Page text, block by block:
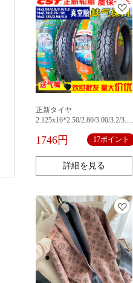
正新タイヤ
2.125x16*2.50/2.80/3.00/3.2/3.0
1746円 17ポイント
詳細を見る